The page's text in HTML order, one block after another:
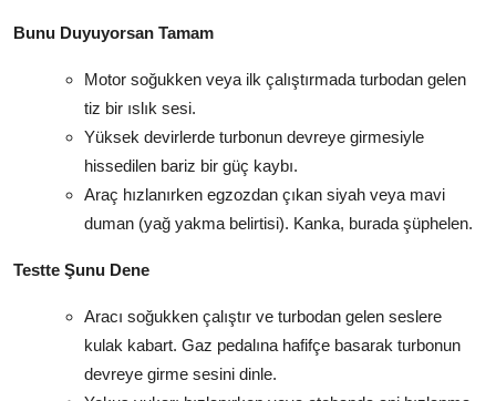
Bunu Duyuyorsan Tamam
Motor soğukken veya ilk çalıştırmada turbodan gelen
tiz bir ıslık sesi.
Yüksek devirlerde turbonun devreye girmesiyle
hissedilen bariz bir güç kaybı.
Araç hızlanırken egzozdan çıkan siyah veya mavi
duman (yağ yakma belirtisi). Kanka, burada şüphelen.
Testte Şunu Dene
Aracı soğukken çalıştır ve turbodan gelen seslere
kulak kabart. Gaz pedalına hafifçe basarak turbonun
devreye girme sesini dinle.